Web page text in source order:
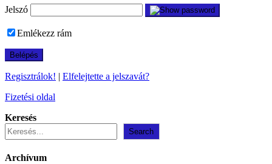
Jelszó
Emlékezz rám
Regisztrálok! | Elfelejtette a jelszavát?
Fizetési oldal
Keresés
Search
Archívum